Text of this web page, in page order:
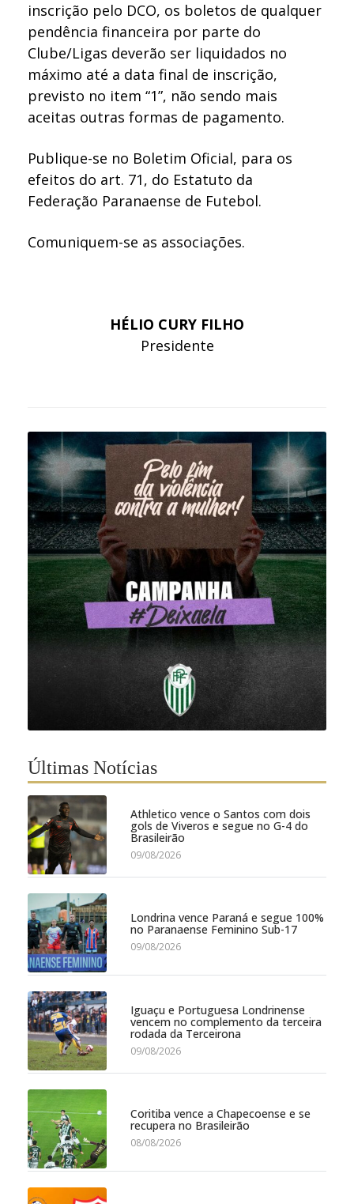
inscrição pelo DCO, os boletos de qualquer
pendência financeira por parte do
Clube/Ligas deverão ser liquidados no
máximo até a data final de inscrição,
previsto no item “1”, não sendo mais
aceitas outras formas de pagamento.
Publique-se no Boletim Oficial, para os
efeitos do art. 71, do Estatuto da
Federação Paranaense de Futebol.
Comuniquem-se as associações.
HÉLIO CURY FILHO
Presidente
Últimas Notícias
Athletico vence o Santos com dois
gols de Viveros e segue no G-4 do
Brasileirão
09/08/2026
Londrina vence Paraná e segue 100%
no Paranaense Feminino Sub-17
09/08/2026
Iguaçu e Portuguesa Londrinense
vencem no complemento da terceira
rodada da Terceirona
09/08/2026
Coritiba vence a Chapecoense e se
recupera no Brasileirão
08/08/2026